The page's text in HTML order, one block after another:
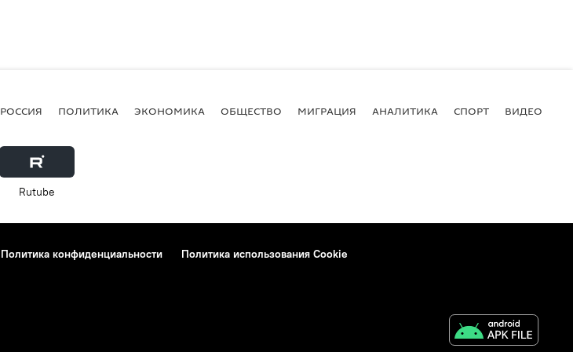
РОССИЯ ПОЛИТИКА ЭКОНОМИКА ОБЩЕСТВО МИГРАЦИЯ АНАЛИТИКА СПОРТ ВИДЕО
Rutube
Политика конфиденциальности
Политика использования Cookie